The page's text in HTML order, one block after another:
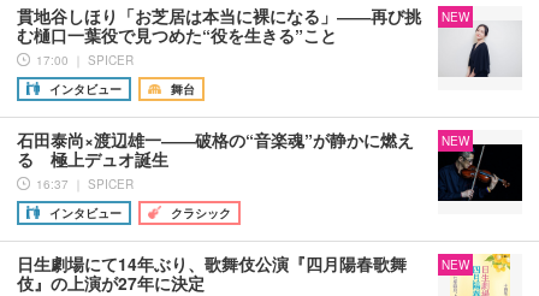
貫地谷しほり「お芝居は本当に裸になる」――再び挑
む樋口一葉役で見つめた“役を生きる”こと
17:00 ｜ SPICER
インタビュー
舞台
NEW
石田泰尚×渡辺雄一――破格の“音楽魂”が静かに燃え
る 極上デュオ誕生
16:37 ｜ SPICER
インタビュー
クラシック
NEW
日生劇場にて14年ぶり、歌舞伎公演『四月陽春歌舞
伎』の上演が27年に決定
NEW